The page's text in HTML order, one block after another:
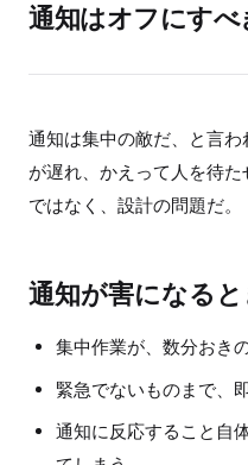
通知はオフにすべ
通知は集中の敵だ、と言
が遅れ、かえって人を待
ではなく、設計の問題だ。
通知が害になると
集中作業が、数分おき
緊急でないものまで、
通知に反応すること自